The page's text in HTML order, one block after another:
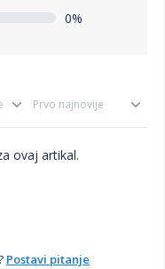
0%
ovaj artikal.
Postavi pitanje